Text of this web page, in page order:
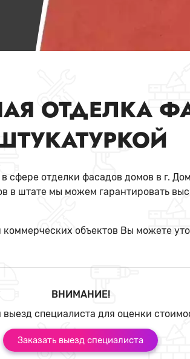
ОТДЕЛКА
сфере отделки фасадов домов в г.
в штате мы можем гарантировать
объектов Вы можете
ВНИМАНИЕ!
специалиста для оценки
Заказать выезд специалиста